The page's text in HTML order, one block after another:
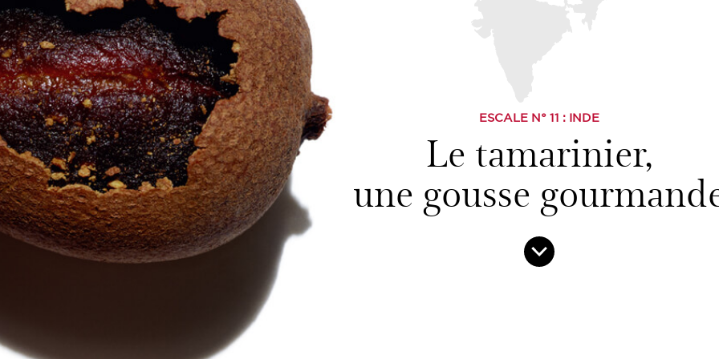
ESCALE N° 11 : INDE
Le tamarinier,
une gousse